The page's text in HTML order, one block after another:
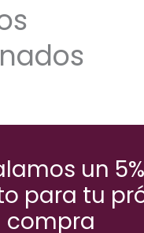
un
para tu
compra